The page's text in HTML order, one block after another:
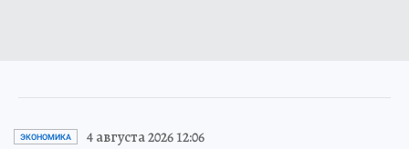
ЭКОНОМИКА 4 августа 2026 12:06